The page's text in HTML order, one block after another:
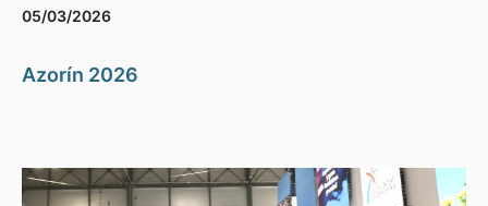
05/03/2026
Azorín 2026